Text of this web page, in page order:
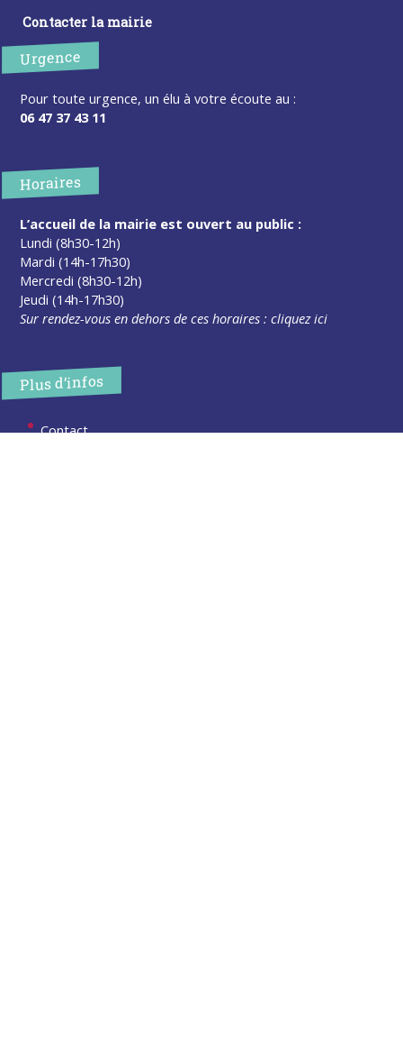
Contacter la mairie
Urgence
Pour toute urgence, un élu à votre écoute au :
06 47 37 43 11
Horaires
L’accueil de la mairie est ouvert au public :
Lundi (8h30-12h)
Mardi (14h-17h30)
Mercredi (8h30-12h)
Jeudi (14h-17h30)
Sur rendez-vous en dehors de ces horaires :cliquez ici
Plus d’infos
Contact